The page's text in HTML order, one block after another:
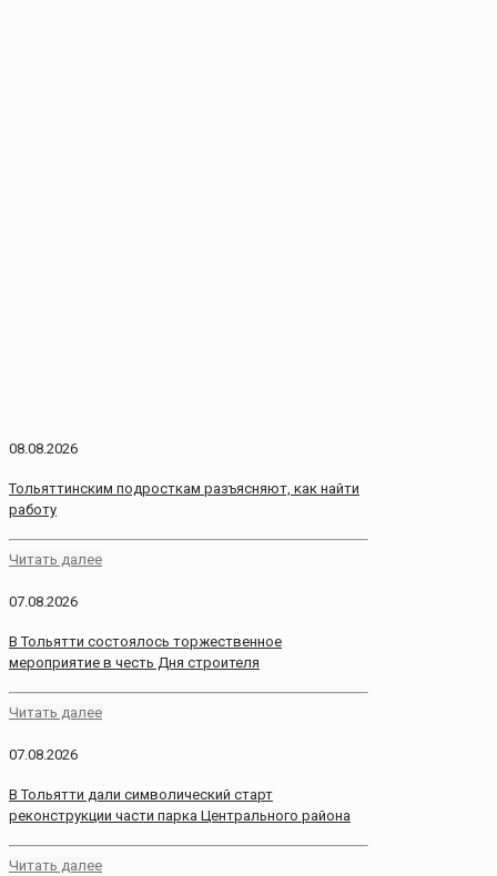
08.08.2026
Тольяттинским подросткам разъясняют, как найти
работу
Читать далее
07.08.2026
В Тольятти состоялось торжественное
мероприятие в честь Дня строителя
Читать далее
07.08.2026
В Тольятти дали символический старт
реконструкции части парка Центрального района
Читать далее